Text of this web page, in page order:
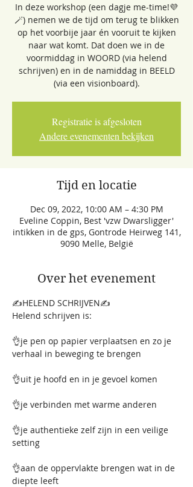
In deze workshop (een dagje me-time!💜
🪄) nemen we de tijd om terug te blikken
op het voorbije jaar én vooruit te kijken
naar wat komt. Dat doen we in de
voormiddag in WOORD (via helend
schrijven) en in de namiddag in BEELD
(via een visionboard).
Registratie is afgesloten
Andere evenementen bekijken
Tijd en locatie
Dec 09, 2022, 10:00 AM – 4:30 PM
Eveline Coppin, Best 'vzw Dwarsligger'
intikken in de gps, Gontrode Heirweg 141,
9090 Melle, België
Over het evenement
✍️HELEND SCHRIJVEN✍️
Helend schrijven is:
👌je pen op papier verplaatsen en zo je
verhaal in beweging te brengen
👌uit je hoofd en in je gevoel komen
👌je verbinden met warme anderen
👌je authentieke zelf zijn in een veilige
setting
👌aan de oppervlakte brengen wat in de
diepte leeft